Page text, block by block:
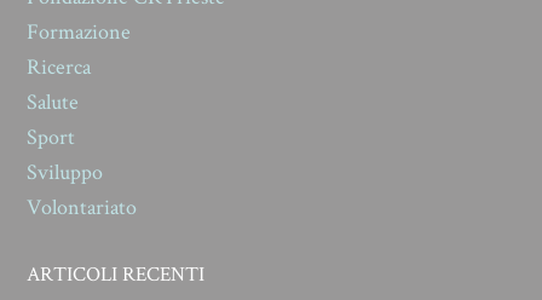
Formazione
Ricerca
Salute
Sport
Sviluppo
Volontariato
ARTICOLI RECENTI